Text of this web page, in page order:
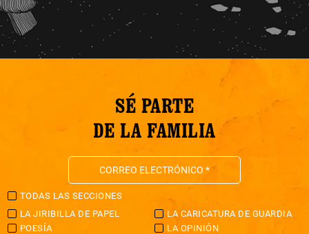
SÉ PARTE
DE LA FAMILIA
TODAS LAS SECCIONES
LA JIRIBILLA DE PAPEL
LA CARICATURA DE GUARDIA
POESÍA
LA OPINIÓN